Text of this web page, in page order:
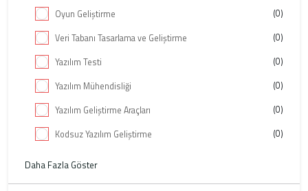
Oyun Geliştirme
(0)
Veri Tabanı Tasarlama ve Geliştirme
(0)
Yazılım Testi
(0)
Yazılım Mühendisliği
(0)
Yazılım Geliştirme Araçları
(0)
Kodsuz Yazılım Geliştirme
(0)
Daha Fazla Göster